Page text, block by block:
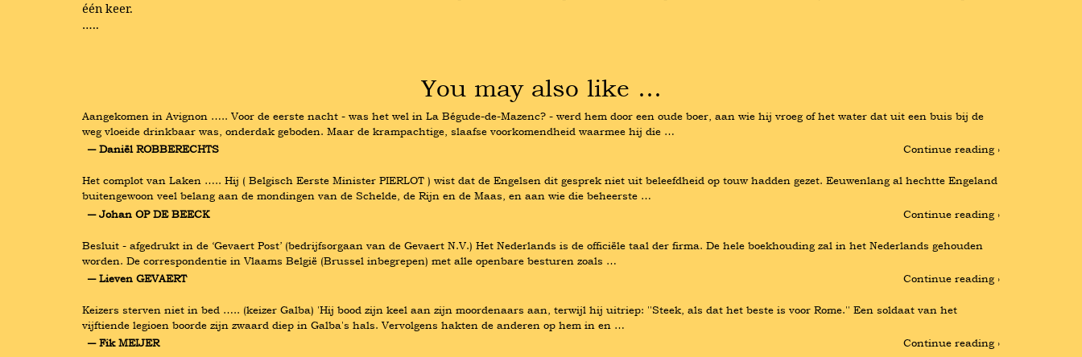
één keer.
…..
You may also like …
Aangekomen in Avignon ….. Voor de eerste nacht - was het wel in La Bégude-de-Mazenc? - werd hem door een oude boer, aan wie hij vroeg of het water dat uit een buis bij de
weg vloeide drinkbaar was, onderdak geboden. Maar de krampachtige, slaafse voorkomendheid waarmee hij die …
― Daniël ROBBERECHTS
Continue reading ›
Het complot van Laken ….. Hij ( Belgisch Eerste Minister PIERLOT ) wist dat de Engelsen dit gesprek niet uit beleefdheid op touw hadden gezet. Eeuwenlang al hechtte Engeland
buitengewoon veel belang aan de mondingen van de Schelde, de Rijn en de Maas, en aan wie die beheerste …
― Johan OP DE BEECK
Continue reading ›
Besluit - afgedrukt in de ‘Gevaert Post’ (bedrijfsorgaan van de Gevaert N.V.) Het Nederlands is de officiële taal der firma. De hele boekhouding zal in het Nederlands gehouden
worden. De correspondentie in Vlaams België (Brussel inbegrepen) met alle openbare besturen zoals …
― Lieven GEVAERT
Continue reading ›
Keizers sterven niet in bed ….. (keizer Galba) 'Hij bood zijn keel aan zijn moordenaars aan, terwijl hij uitriep: ''Steek, als dat het beste is voor Rome.'' Een soldaat van het
vijftiende legioen boorde zijn zwaard diep in Galba's hals. Vervolgens hakten de anderen op hem in en …
― Fik MEIJER
Continue reading ›